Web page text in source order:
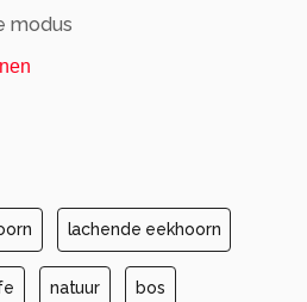
modus
lachende eekhoorn
natuur bos